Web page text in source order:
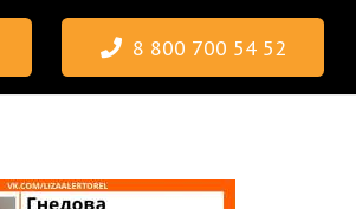
8 800 700 54 52